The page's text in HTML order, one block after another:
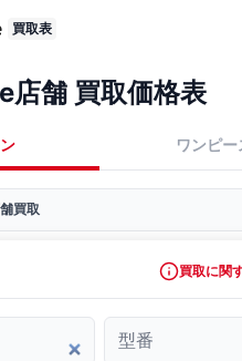
買取表
店舗 買取価格表
ワンピー
買取
買取に関
型番